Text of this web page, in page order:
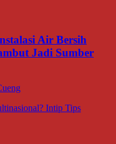
Air Bersih
Jadi Sumber